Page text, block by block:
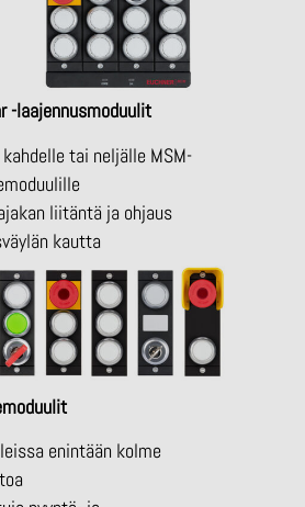
-laajennusmoduulit
tai neljälle MSM-
liitäntä ja ohjaus
kautta
enintään kolme